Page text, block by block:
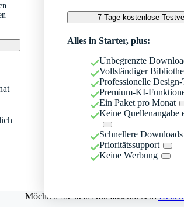
7-Tage kostenlose
Alles in Starter, plus:
Unbegrenzte
Vollständiger
Professionelle
Premium-KI-
Ein Paket pro Monat
Keine Quellenangabe
Schnellere Downloads
Prioritätssupport
Keine Werbung
Möchten Sie kein Abo abschließen?